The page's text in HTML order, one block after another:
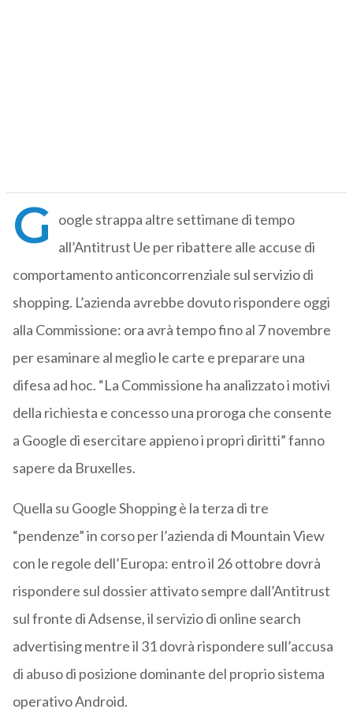
G oogle strappa altre settimane di tempo
all’Antitrust Ue per ribattere alle accuse di
comportamento anticoncorrenziale sul servizio di
shopping. L’azienda avrebbe dovuto rispondere oggi
alla Commissione: ora avrà tempo fino al 7 novembre
per esaminare al meglio le carte e preparare una
difesa ad hoc. “La Commissione ha analizzato i motivi
della richiesta e concesso una proroga che consente
a Google di esercitare appieno i propri diritti” fanno
sapere da Bruxelles.
Quella su Google Shopping è la terza di tre
“pendenze” in corso per l’azienda di Mountain View
con le regole dell’Europa: entro il 26 ottobre dovrà
rispondere sul dossier attivato sempre dall’Antitrust
sul fronte di Adsense, il servizio di online search
advertising mentre il 31 dovrà rispondere sull’accusa
di abuso di posizione dominante del proprio sistema
operativo Android.